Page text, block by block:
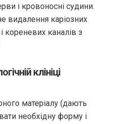
і кровоносні судини.
видалення каріозних
кореневих каналів з
клініці
матеріалу (дають
необхідну форму і